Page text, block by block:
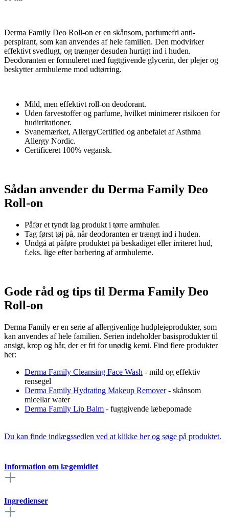
Derma Family Deo Roll-on er en skånsom, parfumefri anti-
perspirant, som kan anvendes af hele familien. Den modvirker
effektivt svedlugt, og trænger desuden hurtigt ind i huden.
Deodoranten er formuleret med fugtgivende glycerin, der plejer og
beskytter armhulerne mod udtørring.
Mild, men effektivt roll-on deodorant.
Uden farvestoffer og parfume, hvilket minimerer risikoen for
hudirritationer.
Svanemærket, AllergyCertified og anbefalet af Asthma
Allergy Nordic.
Certificeret 100% vegansk.
Sådan anvender du Derma Family Deo
Roll-on
Påfør et tyndt lag produkt i tørre armhuler.
Tag først tøj på, når deodoranten er trængt ind i huden.
Undgå at påføre produktet på beskadiget eller irriteret hud,
f.eks. lige efter barbering af armhulerne.
Gode råd og tips til Derma Family Deo
Roll-on
Derma Family er en serie af allergivenlige hudplejeprodukter, som
kan anvendes af hele familien. Serien indeholder basisprodukter til
ansigt, krop og hår, der er fri for unødig kemi. Find flere produkter
her:
Derma Family Cleansing Face Wash - mild og effektiv
rensegel
Derma Family Hydrating Makeup Remover- skånsom
micellar water
Derma Family Lip Balm - fugtgivende læbepomade
Du kan finde indlægssedlen ved at klikke her og søge på produktet.
Information om lægemidlet
Ingredienser